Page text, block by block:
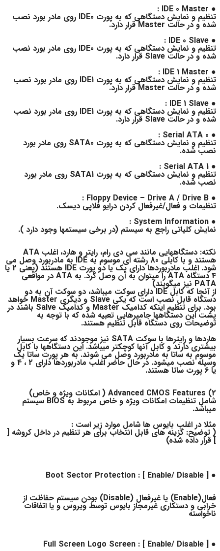
● IDE 0 Master :
تنظیم و نمایش دستگاهی که به پورت IDE0 روی مادر بورد نصب
شده و در حالت Master قرار دارد.
● IDE 0 Slave :
تنظیم و نمایش دستگاهی که به پورت IDE0 روی مادر بورد نصب
شده و در حالت Slave قرار دارد.
● IDE 1 Master :
تنظیم و نمایش دستگاهی که به پورت IDE1 روی مادر بورد نصب
شده و در حالت Master قرار دارد.
● IDE 1 Slave :
تنظیم و نمایش دستگاهی که به پورت IDE1 روی مادر بورد نصب
شده و در حالت Slave قرار دارد.
● Serial ATA 0 :
تنظیم و نمایش دستگاهی که به پورت SATA0 روی مادر بورد
نصب شده.
● Serial ATA 1 :
تنظیم و نمایش دستگاهی که به پورت SATA1 روی مادر بورد
نصب شده.
● Floppy Device – Drive A / Drive B :
تنظیمات و فعال/غیرفعال کردن درایو فلاپی دیسک.
● System Information :
نمایش کلیاتی راجع به سیستم (در برخی سیستمها وجود دارد ).
نکته: دستگاههایی مانند سی دی رام، رایتر و هارد، اغلب ATA
هستند و با کابلی 80 رشته ای موسوم به IDE به مادربورد وصل می
شود. اغلب مادربوردها دارای یک یا دو پورت IDE هستند (یعنی 2 یا
4 دستگاه ATA را میتوان به آن وصل کرد. به ATA در مواقعی
PATA نیز میگویند)
از آنجا که کابل IDE دارای سوکت میباشد، دو سوکت آن به دو
دستگاه قابل نصب است که یکی Slave و دیگری Master خواهد
بود. برای تنظیم اینکه کدامیک Master و کدامیک Salve باشند در
پشت این دستگاهها جامپرهایی تعبیه شده که با توجه به
توضیحات روی دستگاه قابل تنظیم هستند.
هاردها و رایترها با سوکت SATA نیز موجودند که سرعت بسیار
بیشتری دارند و کابل آنها کوچکتر میباشد. این دستگاهها با کابل
موسوم به ساتا به مادربورد وصل می شوند. به هر پورت ساتا یک
وسیله نصب میشود. در حال حاضر اغلب مادربوردها دارای 2 ، 4 و
یا 6 پورت ساتا هستند.
2) Advanced CMOS Features ( امکانات ویژه و خاص)
شامل تنظیمات امکانات ویژه و خاص مربوط به BIOS سیستم
میباشد.
مثلا در اغلب بایوس ها شامل موارد زیر است :
( توضیح: گزینه های قابل انتخاب برای هر تنظیم در داخل کروشه [
] قرار داده شده)
● Boot Sector Protection : [ Enable/ Disable ]
فعال(Enable) یا غیرفعال (Disable) بودن سیستم حفاظت از
خرابی و دستکاری غیرمجاز بایوس توسط ویروس و یا اتفاقات
ناخواسته
● Full Screen Logo Screen : [ Enable/ Disable ]